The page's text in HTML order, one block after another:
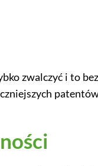
zwalczyć i to